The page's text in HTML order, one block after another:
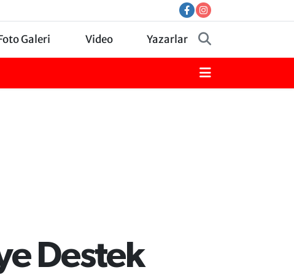
Galeri Video Yazarlar
Destek